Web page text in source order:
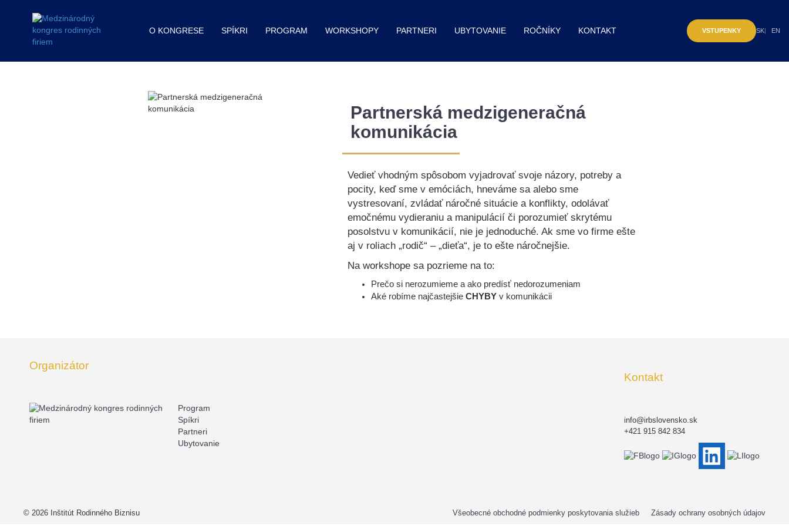
O KONGRESE SPÍKRI PROGRAM WORKSHOPY PARTNERI UBYTOVANIE ROČNÍKY KONTAKT VSTUPENKY SK EN
Partnerská medzigeneračná
komunikácia
Vedieť vhodným spôsobom vyjadrovať svoje názory, potreby a
pocity, keď sme v emóciách, hneváme sa alebo sme
vystresovaní, zvládať náročné situácie a konflikty, odolávať
emočnému vydieraniu a manipulácií či porozumieť skrytému
posolstvu v komunikácií, nie je jednoduché. Ak sme vo firme ešte
aj v roliach „rodič“ – „dieťa“, je to ešte náročnejšie.
Na workshope sa pozrieme na to:
Prečo si nerozumieme a ako predísť nedorozumeniam
Aké robíme najčastejšie CHYBYv komunikácii
Organizátor
Program
Spíkri
Partneri
Ubytovanie
Kontakt
info@irbslovensko.sk
+421 915 842 834
© 2026 Inštitút Rodinného Biznisu Všeobecné obchodné podmienky poskytovania služieb Zásady ochrany osobných údajov